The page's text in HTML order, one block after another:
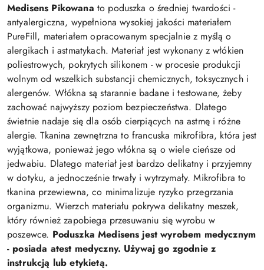
Medisens Pikowana to poduszka o średniej twardości -
antyalergiczna, wypełniona wysokiej jakości materiałem
PureFill, materiałem opracowanym specjalnie z myślą o
alergikach i astmatykach. Materiał jest wykonany z włókien
poliestrowych, pokrytych silikonem - w procesie produkcji
wolnym od wszelkich substancji chemicznych, toksycznych i
alergenów. Włókna są starannie badane i testowane, żeby
zachować najwyższy poziom bezpieczeństwa. Dlatego
świetnie nadaje się dla osób cierpiących na astmę i różne
alergie. Tkanina zewnętrzna to francuska mikrofibra, która jest
wyjątkowa, ponieważ jego włókna są o wiele cieńsze od
jedwabiu. Dlatego materiał jest bardzo delikatny i przyjemny
w dotyku, a jednocześnie trwały i wytrzymały. Mikrofibra to
tkanina przewiewna, co minimalizuje ryzyko przegrzania
organizmu. Wierzch materiału pokrywa delikatny meszek,
który również zapobiega przesuwaniu się wyrobu w
poszewce. Poduszka Medisens jest wyrobem medycznym
- posiada atest medyczny. Używaj go zgodnie z
instrukcją lub etykietą.